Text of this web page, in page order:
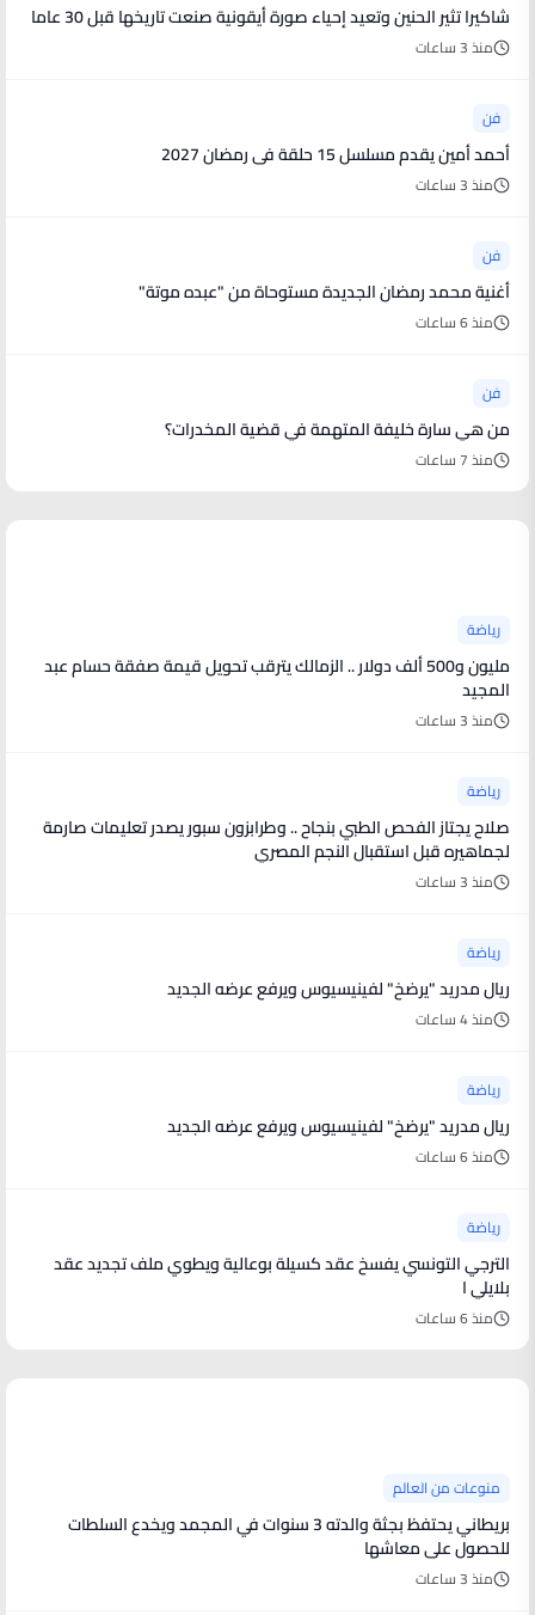
شاكيرا تثير الحنين وتعيد إحياء صورة أيقونية صنعت تاريخها قبل 30 عاما
منذ 3 ساعات
فن
أحمد أمين يقدم مسلسل 15 حلقة فى رمضان 2027
منذ 3 ساعات
فن
أغنية محمد رمضان الجديدة مستوحاة من "عبده موتة"
منذ 6 ساعات
فن
من هي سارة خليفة المتهمة في قضية المخدرات؟
منذ 7 ساعات
رياضة
مليون و500 ألف دولار .. الزمالك يترقب تحويل قيمة صفقة حسام عبد
المجيد
منذ 3 ساعات
رياضة
صلاح يجتاز الفحص الطبي بنجاح .. وطرابزون سبور يصدر تعليمات صارمة
لجماهيره قبل استقبال النجم المصري
منذ 3 ساعات
رياضة
ريال مدريد "يرضخ" لفينيسيوس ويرفع عرضه الجديد
منذ 4 ساعات
رياضة
ريال مدريد "يرضخ" لفينيسيوس ويرفع عرضه الجديد
منذ 6 ساعات
رياضة
الترجي التونسي يفسخ عقد كسيلة بوعالية ويطوي ملف تجديد عقد
بلايلي ا
منذ 6 ساعات
منوعات من العالم
بريطاني يحتفظ بجثة والدته 3 سنوات في المجمد ويخدع السلطات
للحصول على معاشها
منذ 3 ساعات